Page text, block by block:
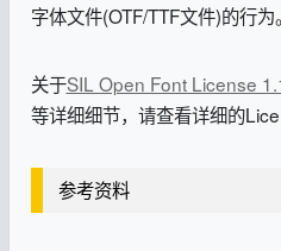
字体文件(OTF/TTF文件)的行为。
关于SIL Open Font License
等详细细节，请查看详细的
参考资料